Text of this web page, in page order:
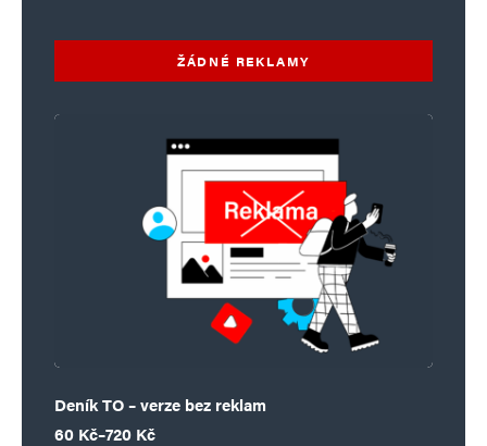
ŽÁDNÉ REKLAMY
Deník TO – verze bez reklam
60 Kč–720 Kč
Rozpětí cen: 60 Kč až 720 Kč